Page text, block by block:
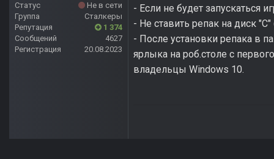
Статус
Не в сети
Группа
Сталкеры
Репутация
1 374
Сообщений
4627
Регистрация
20.08.2023
- Если не будет запускаться
- Не ставить репак на диск
- После установки репака в
ярлыка на роб.столе с
владельцы Windows 10.